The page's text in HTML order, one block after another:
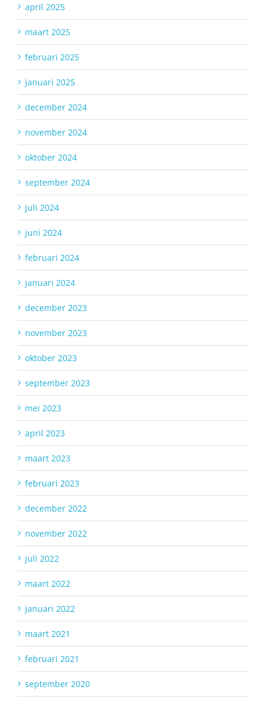
april 2025
maart 2025
februari 2025
januari 2025
december 2024
november 2024
oktober 2024
september 2024
juli 2024
juni 2024
februari 2024
januari 2024
december 2023
november 2023
oktober 2023
september 2023
mei 2023
april 2023
maart 2023
februari 2023
december 2022
november 2022
juli 2022
maart 2022
januari 2022
maart 2021
februari 2021
september 2020